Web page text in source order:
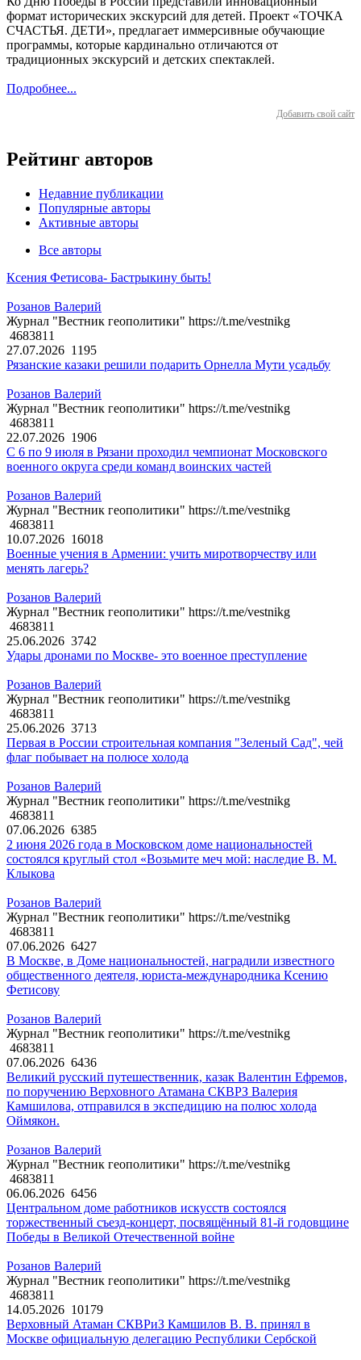
формат исторических экскурсий для детей. Проект «ТОЧКА
СЧАСТЬЯ. ДЕТИ», предлагает иммерсивные обучающие
программы, которые кардинально отличаются от
традиционных экскурсий и детских спектаклей.
Подробнее...
Добавить свой сайт
Рейтинг авторов
Недавние публикации
Популярные авторы
Активные авторы
Все авторы
Ксения Фетисова- Бастрыкину быть!
Розанов Валерий
Журнал "Вестник геополитики" https://t.me/vestnikg
4683811
27.07.2026 1195
Рязанские казаки решили подарить Орнелла Мути усадьбу
Розанов Валерий
Журнал "Вестник геополитики" https://t.me/vestnikg
4683811
22.07.2026 1906
С 6 по 9 июля в Рязани проходил чемпионат Московского
военного округа среди команд воинских частей
Розанов Валерий
Журнал "Вестник геополитики" https://t.me/vestnikg
4683811
10.07.2026 16018
Военные учения в Армении: учить миротворчеству или
менять лагерь?
Розанов Валерий
Журнал "Вестник геополитики" https://t.me/vestnikg
4683811
25.06.2026 3742
Удары дронами по Москве- это военное преступление
Розанов Валерий
Журнал "Вестник геополитики" https://t.me/vestnikg
4683811
25.06.2026 3713
Первая в России строительная компания "Зеленый Сад", чей
флаг побывает на полюсе холода
Розанов Валерий
Журнал "Вестник геополитики" https://t.me/vestnikg
4683811
07.06.2026 6385
2 июня 2026 года в Московском доме национальностей
состоялся круглый стол «Возьмите меч мой: наследие В. М.
Клыкова
Розанов Валерий
Журнал "Вестник геополитики" https://t.me/vestnikg
4683811
07.06.2026 6427
В Москве, в Доме национальностей, наградили известного
общественного деятеля, юриста-международника Ксению
Фетисову
Розанов Валерий
Журнал "Вестник геополитики" https://t.me/vestnikg
4683811
07.06.2026 6436
Великий русский путешественник, казак Валентин Ефремов,
по поручению Верховного Атамана СКВРЗ Валерия
Камшилова, отправился в экспедицию на полюс холода
Оймякон.
Розанов Валерий
Журнал "Вестник геополитики" https://t.me/vestnikg
4683811
06.06.2026 6456
Центральном доме работников искусств состоялся
торжественный съезд-концерт, посвящённый 81-й годовщине
Победы в Великой Отечественной войне
Розанов Валерий
Журнал "Вестник геополитики" https://t.me/vestnikg
4683811
14.05.2026 10179
Верховный Атаман СКВРиЗ Камшилов В. В. принял в
Москве официальную делегацию Республики Сербской